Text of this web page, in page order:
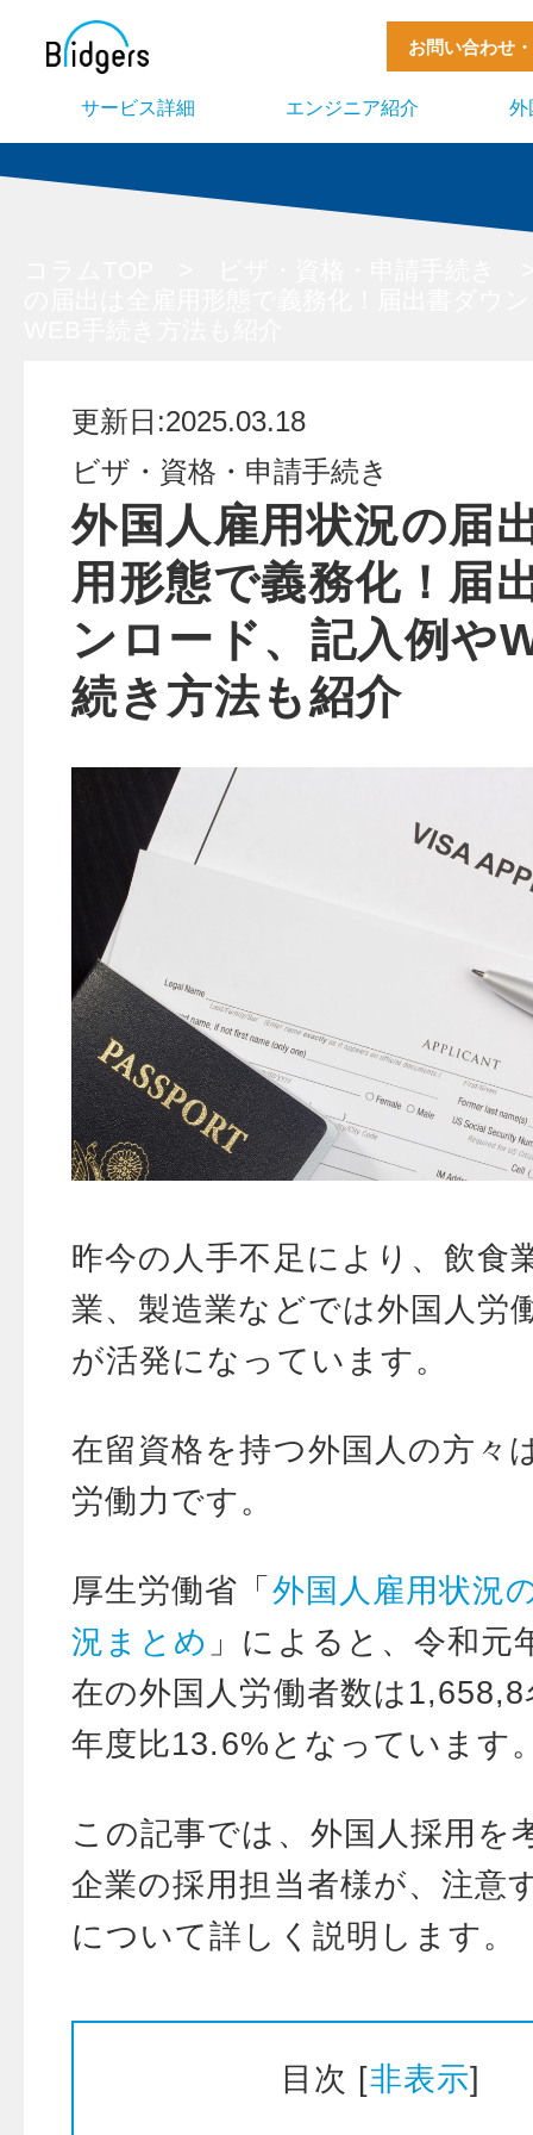
お問い合わせ
サービス詳細 エンジニア紹介 外
更新日:2025.03.18
ビザ・資格・申請手続き
外国人雇用状況の届
用形態で義務化！届
ンロード、記入例や
続き方法も紹介
昨今の人手不足により、飲食
業、製造業などでは外国人労
が活発になっています。
在留資格を持つ外国人の方々
労働力です。
厚生労働省「 外国人雇用状況
況まとめ 」によると、令和元
在の外国人労働者数は
年度比13.6%となっています
この記事では、外国人採用を
企業の採用担当者様が、注意
について詳しく説明します。
目次 [非表示]